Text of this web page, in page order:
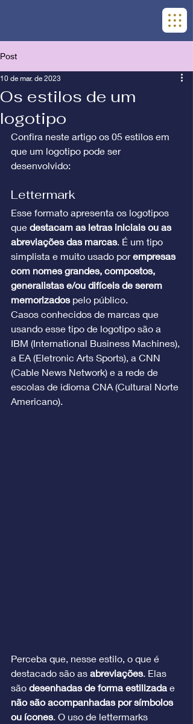
Post
Os estilos de um
logotipo
10 de mar. de 2023
Confira neste artigo os 05 estilos em
que um logotipo pode ser
desenvolvido:
Lettermark
Esse formato apresenta os logotipos
que destacam as letras iniciais ou as
abreviações das marcas. É um tipo
simplista e muito usado por empresas
com nomes grandes, compostos,
generalistas e/ou difíceis de serem
memorizados pelo público.
Casos conhecidos de marcas que
usando esse tipo de logotipo são a
IBM (International Business Machines),
a EA (Eletronic Arts Sports), a CNN
(Cable News Network) e a rede de
escolas de idioma CNA (Cultural Norte
Americano).
Perceba que, nesse estilo, o que é
destacado são as abreviações. Elas
são desenhadas de forma estilizada e
não são acompanhadas por símbolos
ou ícones. O uso de lettermarks